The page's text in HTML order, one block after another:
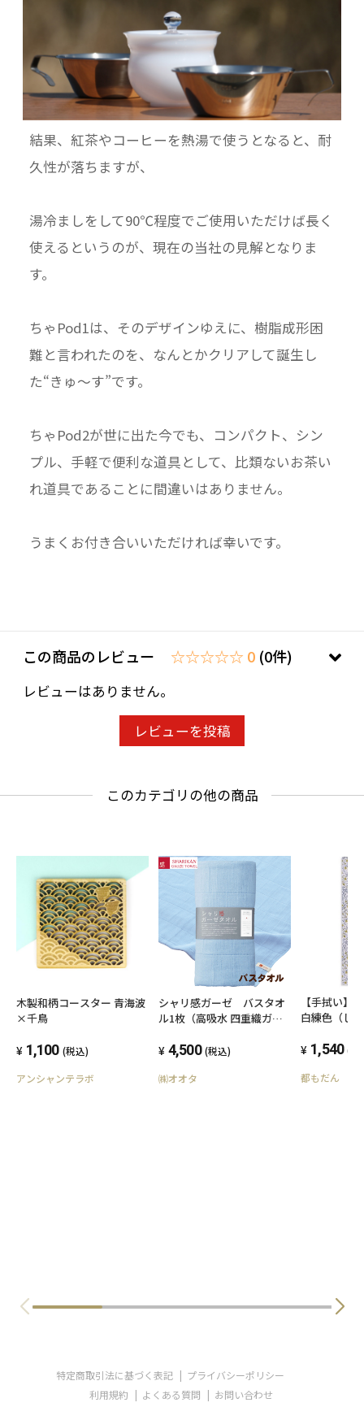
結果、紅茶やコーヒーを熱湯で使うとなると、耐
久性が落ちますが、
湯冷ましをして90℃程度でご使用いただけば長く
使えるというのが、現在の当社の見解となりま
す。
ちゃPod1は、そのデザインゆえに、樹脂成形困
難と言われたのを、なんとかクリアして誕生し
た“きゅ～す”です。
ちゃPod2が世に出た今でも、コンパクト、シン
プル、手軽で便利な道具として、比類ないお茶い
れ道具であることに間違いはありません。
うまくお付き合いいただければ幸いです。
この商品のレビュー ☆☆☆☆☆ 0 (0件)
レビューはありません。
レビューを投稿
このカテゴリの他の商品
木製和柄コースター 青海波
×千鳥
1,100 (税込)
アンシャンテラボ
シャリ感ガーゼ バスタオ
ル1枚（高吸水 四重織ガー
4,500 (税込)
㈱オオタ
【手拭い】
白練色（し
1,540 (税
都もだん
特定商取引法に基づく表記
プライバシーポリシー
利用規約
よくある質問 お問い合わせ